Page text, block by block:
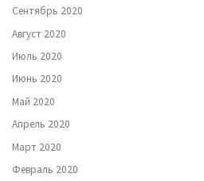
Сентябрь 2020
Август 2020
Июль 2020
Июнь 2020
Май 2020
Апрель 2020
Март 2020
Февраль 2020